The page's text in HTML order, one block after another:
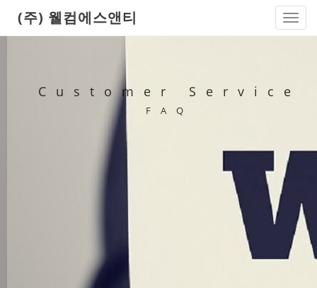
(주) 웰컴에스앤티
Customer Service
FAQ